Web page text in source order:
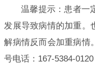
温馨提示：患者一
发展导致病情的加重。
解病情反而会加重病情
号电话：167-5384-0120